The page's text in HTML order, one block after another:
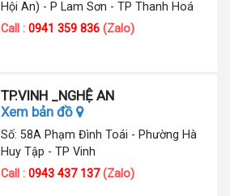
Hội An) - P Lam Sơn - TP Thanh Hoá
Call :0941 359 836 (Zalo)
TP.VINH _NGHỆ AN
Xem bản đồ
Số: 58A Phạm Đình Toái - Phường Hà
Huy Tập - TP Vinh
Call :0943 437 137(Zalo)